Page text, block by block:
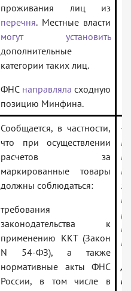
проживания лиц из
перечня. Местные власти
могут установить
дополнительные
категории таких лиц.
ФНС направляла сходную
позицию Минфина.
Сообщается, в частности,
что при осуществлении
расчетов за
маркированные товары
должны соблюдаться:
требования
законодательства к
применению ККТ (Закон
N 54-ФЗ), а также
нормативные акты ФНС
России, в том числе в